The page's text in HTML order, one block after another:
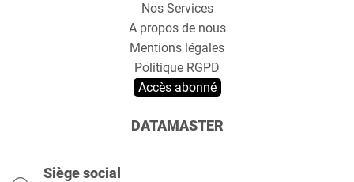
Nos Services
A propos de nous
Mentions légales
Politique RGPD
Accès abonné
DATAMASTER
Siège social